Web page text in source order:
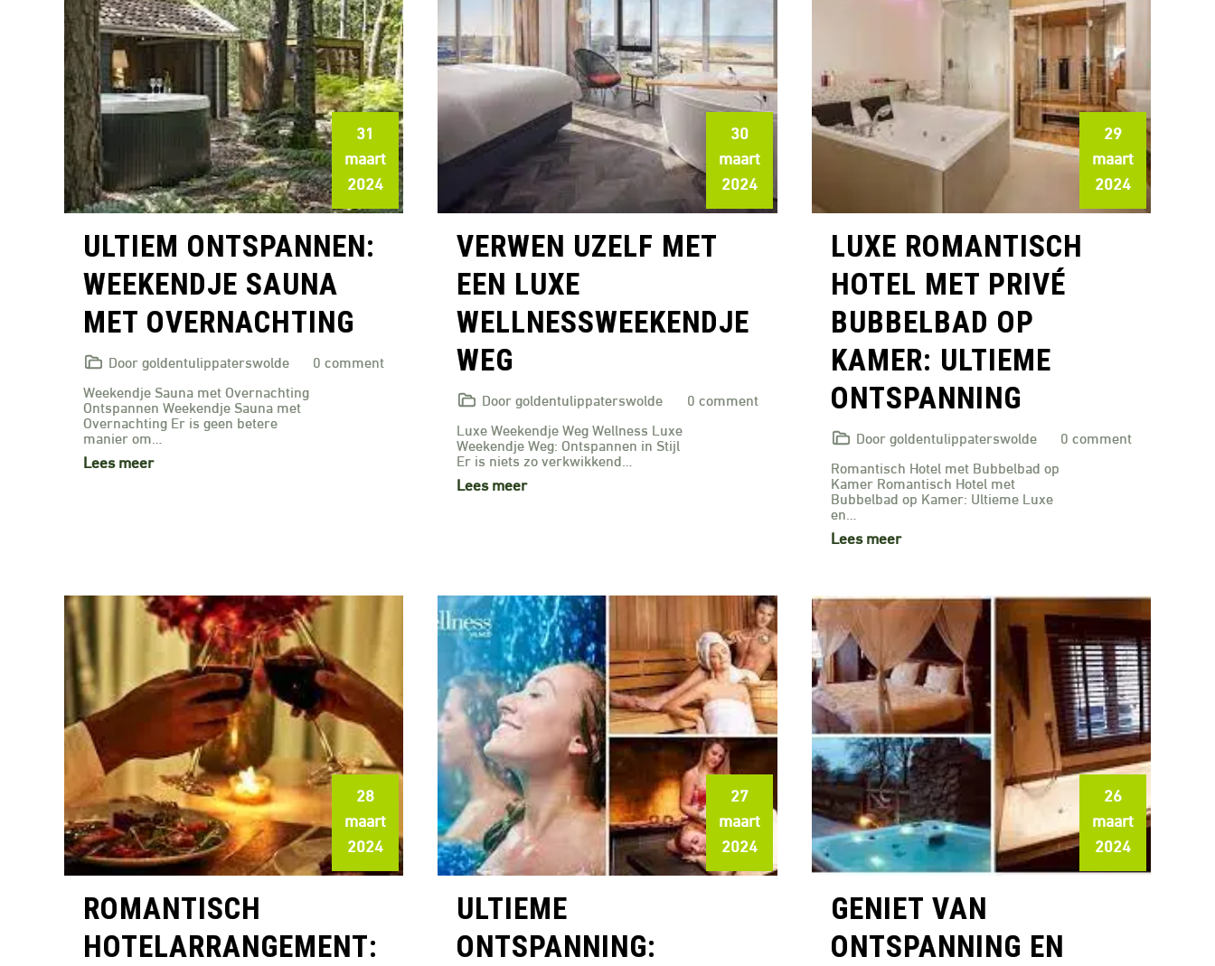
31
maart
2024
ULTIEM ONTSPANNEN:
WEEKENDJE SAUNA
MET OVERNACHTING
Door goldentulippaterswolde
0 comment
Weekendje Sauna met Overnachting
Ontspannen Weekendje Sauna met
Overnachting Er is geen betere
manier om…
Lees meer
30
maart
2024
VERWEN UZELF MET
EEN LUXE
WELLNESSWEEKENDJE
WEG
Door goldentulippaterswolde
0 comment
Luxe Weekendje Weg Wellness Luxe
Weekendje Weg: Ontspannen in Stijl
Er is niets zo verkwikkend…
Lees meer
29
maart
2024
LUXE ROMANTISCH
HOTEL MET PRIVÉ
BUBBELBAD OP
KAMER: ULTIEME
ONTSPANNING
Door goldentulippaterswolde
0 comment
Romantisch Hotel met Bubbelbad op
Kamer Romantisch Hotel met
Bubbelbad op Kamer: Ultieme Luxe
en…
Lees meer
28
maart
2024
ROMANTISCH
HOTELARRANGEMENT:
27
maart
2024
ULTIEME
ONTSPANNING:
26
maart
2024
GENIET VAN
ONTSPANNING EN